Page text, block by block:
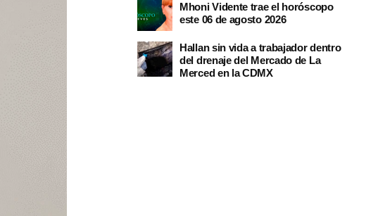
Mhoni Vidente trae el horóscopo
este 06 de agosto 2026
Hallan sin vida a trabajador dentro
del drenaje del Mercado de La
Merced en la CDMX